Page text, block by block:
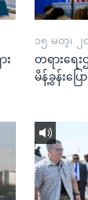
း
၁၅ မတ္၊ ၂
တရားရေး
မိန့်ခွန်းပြော